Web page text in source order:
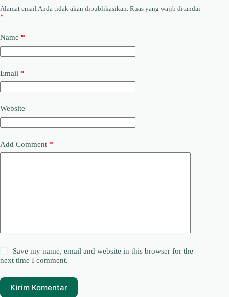
Alamat email Anda tidak akan dipublikasikan. Ruas yang wajib ditandai
*
Name *
Email *
Website
Add Comment *
Save my name, email and website in this browser for the
next time I comment.
Kirim Komentar